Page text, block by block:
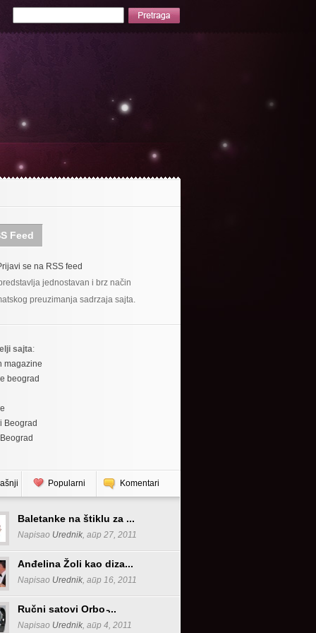
Feed
se na RSS feed
jednostavan i brz način
preuzimanja sadrzaja sajta.
sajta:
magazine
beograd
Beograd
Popularni Komentari
Baletanke na štiklu za ...
Napisao Urednik, апр 27, 2011
Anđelina Žoli kao diza...
Napisao Urednik, апр 16, 2011
Ručni satovi Orbo ̵...
Napisao Urednik, апр 4, 2011